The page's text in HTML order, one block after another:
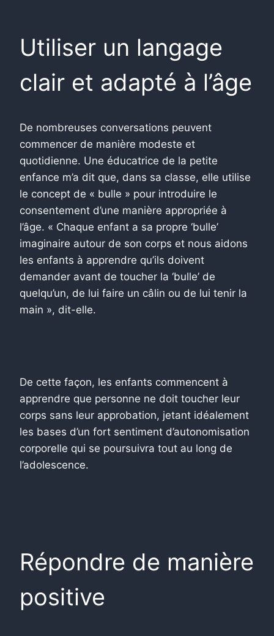
Utiliser un langage
clair et adapté à l’âge
De nombreuses conversations peuvent
commencer de manière modeste et
quotidienne. Une éducatrice de la petite
enfance m’a dit que, dans sa classe, elle utilise
le concept de « bulle » pour introduire le
consentement d’une manière appropriée à
l’âge. « Chaque enfant a sa propre ‘bulle’
imaginaire autour de son corps et nous aidons
les enfants à apprendre qu’ils doivent
demander avant de toucher la ‘bulle’ de
quelqu’un, de lui faire un câlin ou de lui tenir la
main », dit-elle.
De cette façon, les enfants commencent à
apprendre que personne ne doit toucher leur
corps sans leur approbation, jetant idéalement
les bases d’un fort sentiment d’autonomisation
corporelle qui se poursuivra tout au long de
l’adolescence.
Répondre de manière
positive